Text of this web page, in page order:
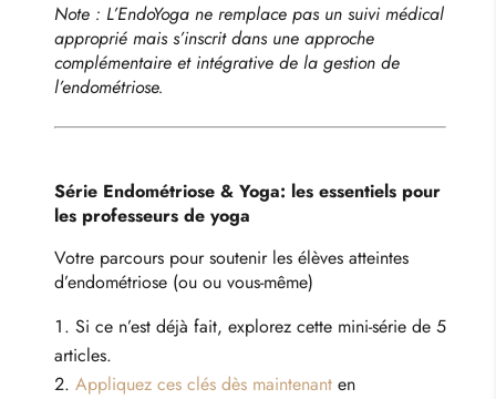
Note : L’EndoYoga ne remplace pas un suivi médical
approprié mais s’inscrit dans une approche
complémentaire et intégrative de la gestion de
l’endométriose.
Série Endométriose & Yoga: les essentiels pour
les professeurs de yoga
Votre parcours pour soutenir les élèves atteintes
d’endométriose (ou ou vous-même)
Si ce n’est déjà fait, explorez cette mini-série de 5
articles.
Appliquez ces clés dès maintenanten